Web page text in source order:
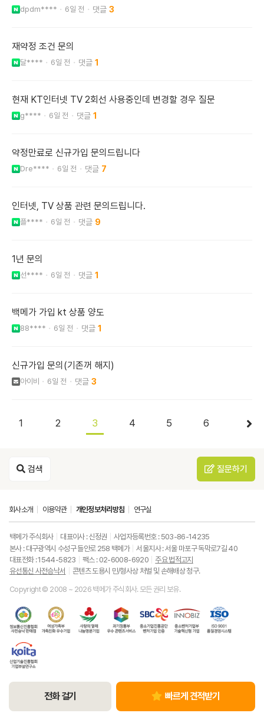
dpdm**** 6일 전 3
재약정 조건 문의
달**** 6일 전 1
현재 KT인터넷 TV 2회선 사용중인데 변경할 경우 질문
g**** 6일 전 1
약정만료로 신규가입 문의드립니다
Dre**** 6일 전 7
인터넷, TV 상품 관련 문의드립니다.
플**** 6일 전 9
1년 문의
선**** 6일 전 1
백메가 가입 kt 상품 양도
88**** 6일 전 1
신규가입 문의(기존꺼 해지)
아이비 6일 전 3
1 2 3 4 5 6
검색 질문하기
회사소개 이용약관 개인정보처리방침 연구실
백메가 주식회사 대표이사 : 신정권
사업자등록번호 : 503-86-14235
본사 : 대구광역시 수성구 들안로 258 백메가
서울지사 : 서울 마포구 독막로7길 40
대표전화 : 1544-5823
팩스 : 02-6008-6920
주요 법적고지
유선통신 사전승낙서
콘텐츠 도용시 민/형사상 처벌 및 손해배상 청구.
Copyright © 2008 ~ 2026 백메가 주식회사. 모든 권리 보유.
정
보
신
진
흥
유
신
가
수
기
업
랑
의
열
모
금
회)
통
서
중
소
기
업
증
중
소
벤
처
형
기
업
ISO9001
경
한
국
산
업
술
협
전화 걸기 빠르게 견적받기